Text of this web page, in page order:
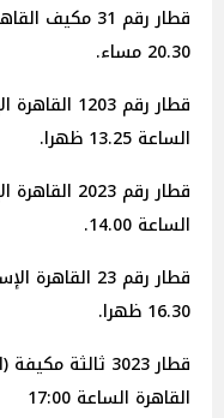
قطار رقم 31
20.30 مساء.
قطار رقم
الساعة 13.25 ظهرا.
قطار رقم
الساعة 14.00.
قطار رقم 23
16.30 ظهرا.
قطار 3023
القاهرة الساعة 17:00